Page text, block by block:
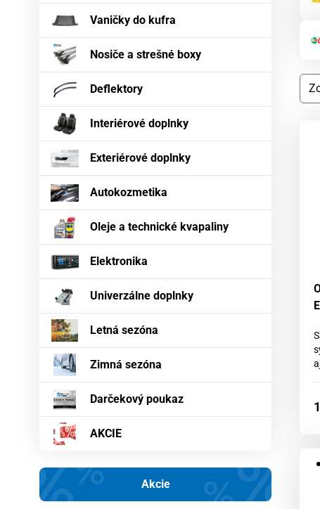
Vaničky do kufra
Nosiče a strešné boxy
Deflektory
Interiérové doplnky
Exteriérové doplnky
Autokozmetika
Oleje a technické kvapaliny
Elektronika
Univerzálne doplnky
Letná sezóna
Zimná sezóna
Darčekový poukaz
AKCIE
Akcie